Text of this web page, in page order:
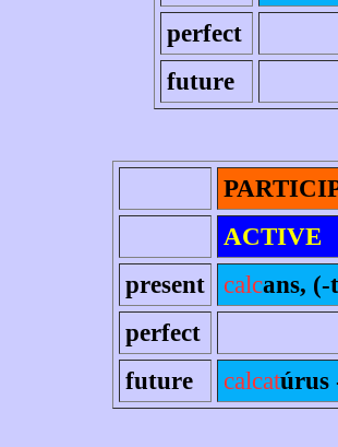
perfect
future
ACTIVE
present
calcans, (-
perfect
future
calcatúrus